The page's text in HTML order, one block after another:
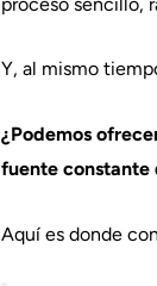
Y, al mismo
¿Podemos
fuente constante
Aquí es donde